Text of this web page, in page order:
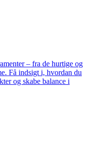
– fra de hurtige og
Få indsigt i, hvordan du
og skabe balance i